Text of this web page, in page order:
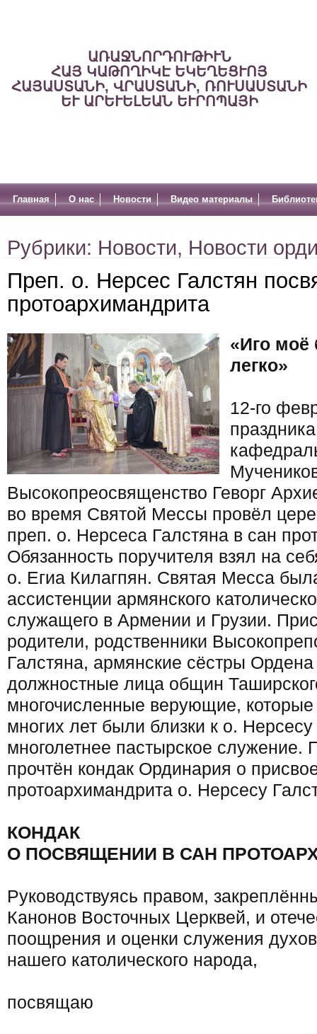
ԱՌԱՋՆՈՐԴՈՒԹԻՒՆ
ՀԱՅ ԿԱԹՈՂԻԿԷ ԵԿԵՂԵՑՒՈՅ
ՀԱՅԱՍՏԱՆԻ, ՎՐԱՍՏԱՆԻ, ՌՈՒՍԱՍՏԱՆԻ
ԵՒ ԱՐԵՒԵԼԵԱՆ ԵՒՐՈՊԱՅԻ
Главная О нас Новости Видео материалы
Рубрики: Новости, Новости
Преп. о. Нерсес Галстян
протоархимандрита
«Иго моё
легко»
12-го
Высокопреосвященство Геворг
во время Святой Мессы провёл
преп. о. Нерсеса Галстяна в сан
Обязанность поручителя взял на
о. Егиа Килагпян. Святая Месса
ассистенции армянского
служащего в Армении и Грузии.
родители, родственники
Галстяна, армянские сёстры
должностные лица общин
многочисленные верующие,
многих лет были близки к о.
многолетнее пастырское
прочтён кондак Ординария о
протоархимандрита о. Нерсесу
КОНДАК
О ПОСВЯЩЕНИИ В САН
Руководствуясь правом,
Канонов Восточных Церквей, и
поощрения и оценки служения
нашего католического народа,
посвящаю